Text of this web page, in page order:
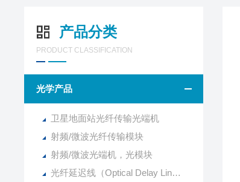
产品分类
PRODUCT CLASSIFICATION
光学产品
卫星地面站光纤传输光端机
射频/微波光纤传输模块
射频/微波光端机，光模块
光纤延迟线（Optical Delay Line）